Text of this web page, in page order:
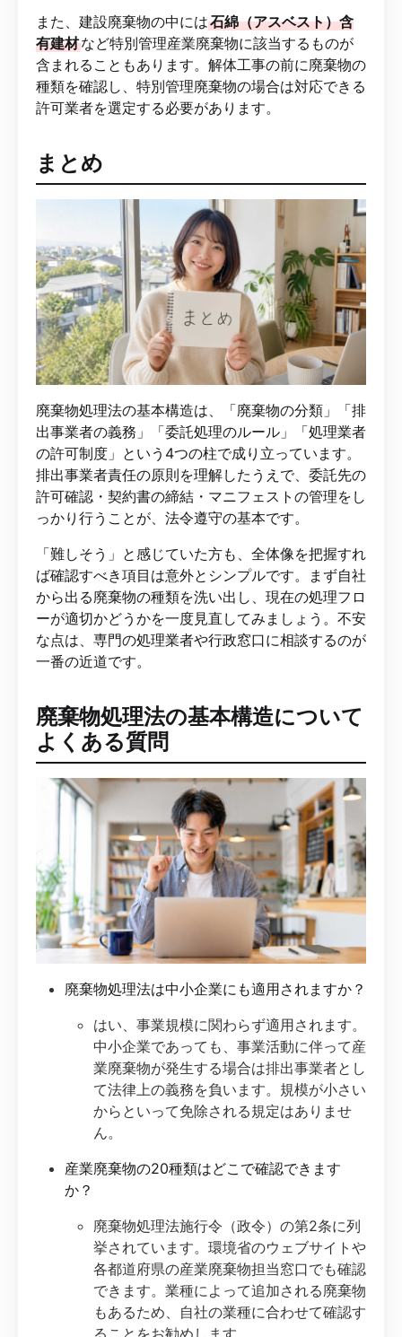
また、建設廃棄物の中には石綿（アスベスト）含
有建材など特別管理産業廃棄物に該当するものが
含まれることもあります。解体工事の前に廃棄物の
種類を確認し、特別管理廃棄物の場合は対応できる
許可業者を選定する必要があります。
まとめ
廃棄物処理法の基本構造は、「廃棄物の分類」「排
出事業者の義務」「委託処理のルール」「処理業者
の許可制度」という4つの柱で成り立っています。
排出事業者責任の原則を理解したうえで、委託先の
許可確認・契約書の締結・マニフェストの管理をし
っかり行うことが、法令遵守の基本です。
「難しそう」と感じていた方も、全体像を把握すれ
ば確認すべき項目は意外とシンプルです。まず自社
から出る廃棄物の種類を洗い出し、現在の処理フロ
ーが適切かどうかを一度見直してみましょう。不安
な点は、専門の処理業者や行政窓口に相談するのが
一番の近道です。
廃棄物処理法の基本構造について
よくある質問
廃棄物処理法は中小企業にも適用されますか？
はい、事業規模に関わらず適用されます。
中小企業であっても、事業活動に伴って産
業廃棄物が発生する場合は排出事業者とし
て法律上の義務を負います。規模が小さい
からといって免除される規定はありませ
ん。
産業廃棄物の20種類はどこで確認できます
か？
廃棄物処理法施行令（政令）の第2条に列
挙されています。環境省のウェブサイトや
各都道府県の産業廃棄物担当窓口でも確認
できます。業種によって追加される廃棄物
もあるため、自社の業種に合わせて確認す
ることをお勧めします。